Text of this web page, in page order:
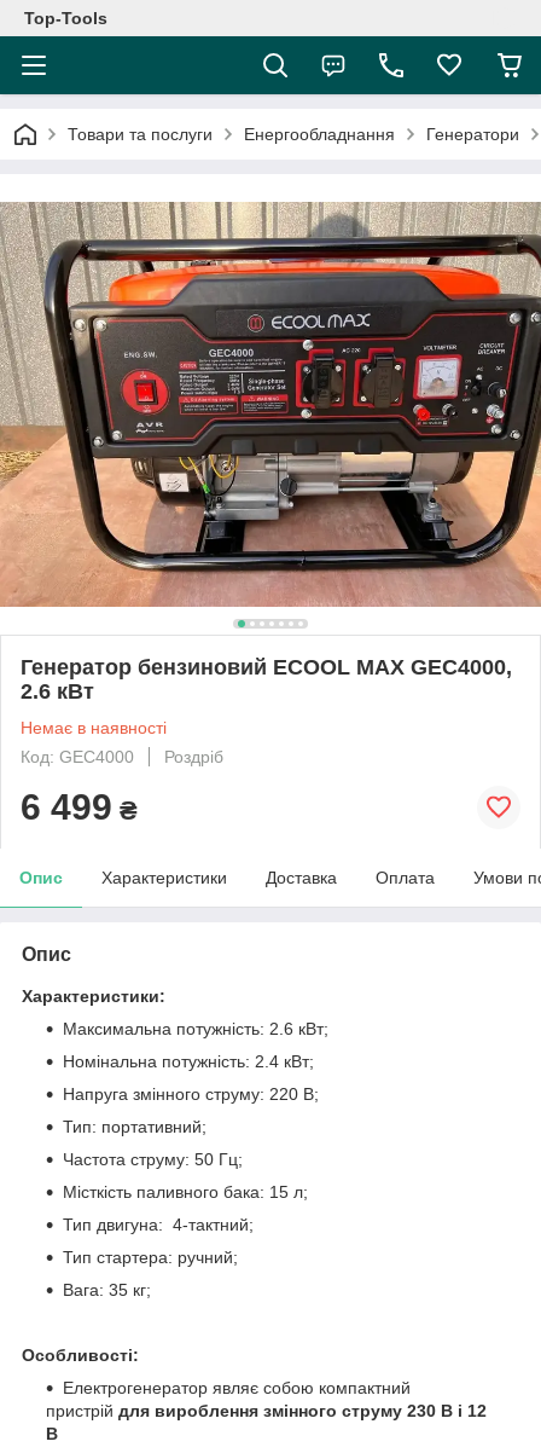
Top-Tools
Товари та послуги Енергообладнання Генератори
Генератор бензиновий ECOOL MAX GEC4000,
2.6 кВт
Немає в наявності
Код: GEC4000
Роздріб
6 499 ₴
Опис Характеристики Доставка Оплата Умови
Опис
Характеристики:
Максимальна потужність: 2.6 кВт;
Номінальна потужність: 2.4 кВт;
Напруга змінного струму: 220 В;
Тип: портативний;
Частота струму: 50 Гц;
Місткість паливного бака: 15 л;
Тип двигуна: 4-тактний;
Тип стартера: ручний;
Вага: 35 кг;
Особливості:
Електрогенератор являє собою компактний
пристрій для вироблення змінного струму 230 В і 12
В